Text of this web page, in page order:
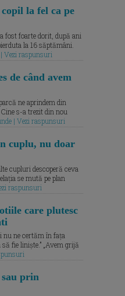
la fel ca pe
fost foarte dorit, după ani
la 16 săptămâni.
Vezi raspunsuri
de când avem
ne aprindem din
s-a trezit din nou
| Vezi raspunsuri
cuplu, nu doar
cupluri descoperă ceva
se mută pe plan
raspunsuri
care plutesc
nu ne certăm în fața
fie liniște.” „Avem grijă
prin